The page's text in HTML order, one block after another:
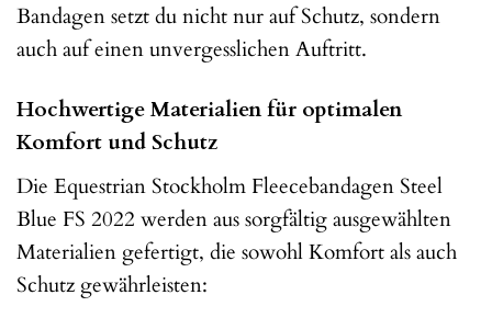
Bandagen setzt du nicht nur auf Schutz, sondern
auch auf einen unvergesslichen Auftritt.
Hochwertige Materialien für optimalen
Komfort und Schutz
Die Equestrian Stockholm Fleecebandagen Steel
Blue FS 2022 werden aus sorgfältig ausgewählten
Materialien gefertigt, die sowohl Komfort als auch
Schutz gewährleisten: